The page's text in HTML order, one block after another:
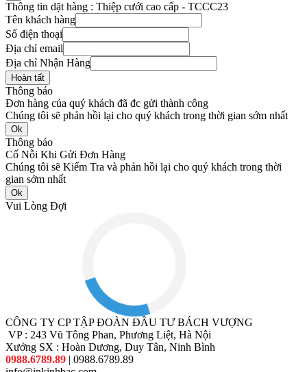
Thông tin dặt hàng : Thiệp cưới cao cấp - TCCC23
Tên khách hàng
Số điện thoại
Địa chỉ email
Địa chỉ Nhận Hàng
Hoàn tất
Thông báo
Đơn hàng của quý khách đã đc gửi thành công
Chúng tôi sẽ phản hồi lại cho quý khách trong thời gian sớm nhất
Ok
Thông báo
Cố Nỗi Khi Gửi Đơn Hàng
Chúng tôi sẽ Kiểm Tra và phản hồi lại cho quý khách trong thời
gian sớm nhất
Ok
Vui Lòng Đợi
CÔNG TY CP TẬP ĐOÀN ĐẦU TƯ BÁCH VƯỢNG
VP : 243 Vũ Tông Phan, Phương Liệt, Hà Nội
Xưởng SX : Hoàn Dương, Duy Tân, Ninh Bình
0988.6789.89 | 0988.6789.89